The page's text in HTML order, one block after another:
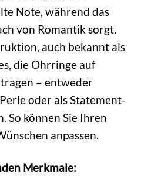
Note, während das
von Romantik sorgt.
auch bekannt als
die Ohrringe auf
– entweder
oder als Statement-
So können Sie Ihren
anpassen.
Merkmale: